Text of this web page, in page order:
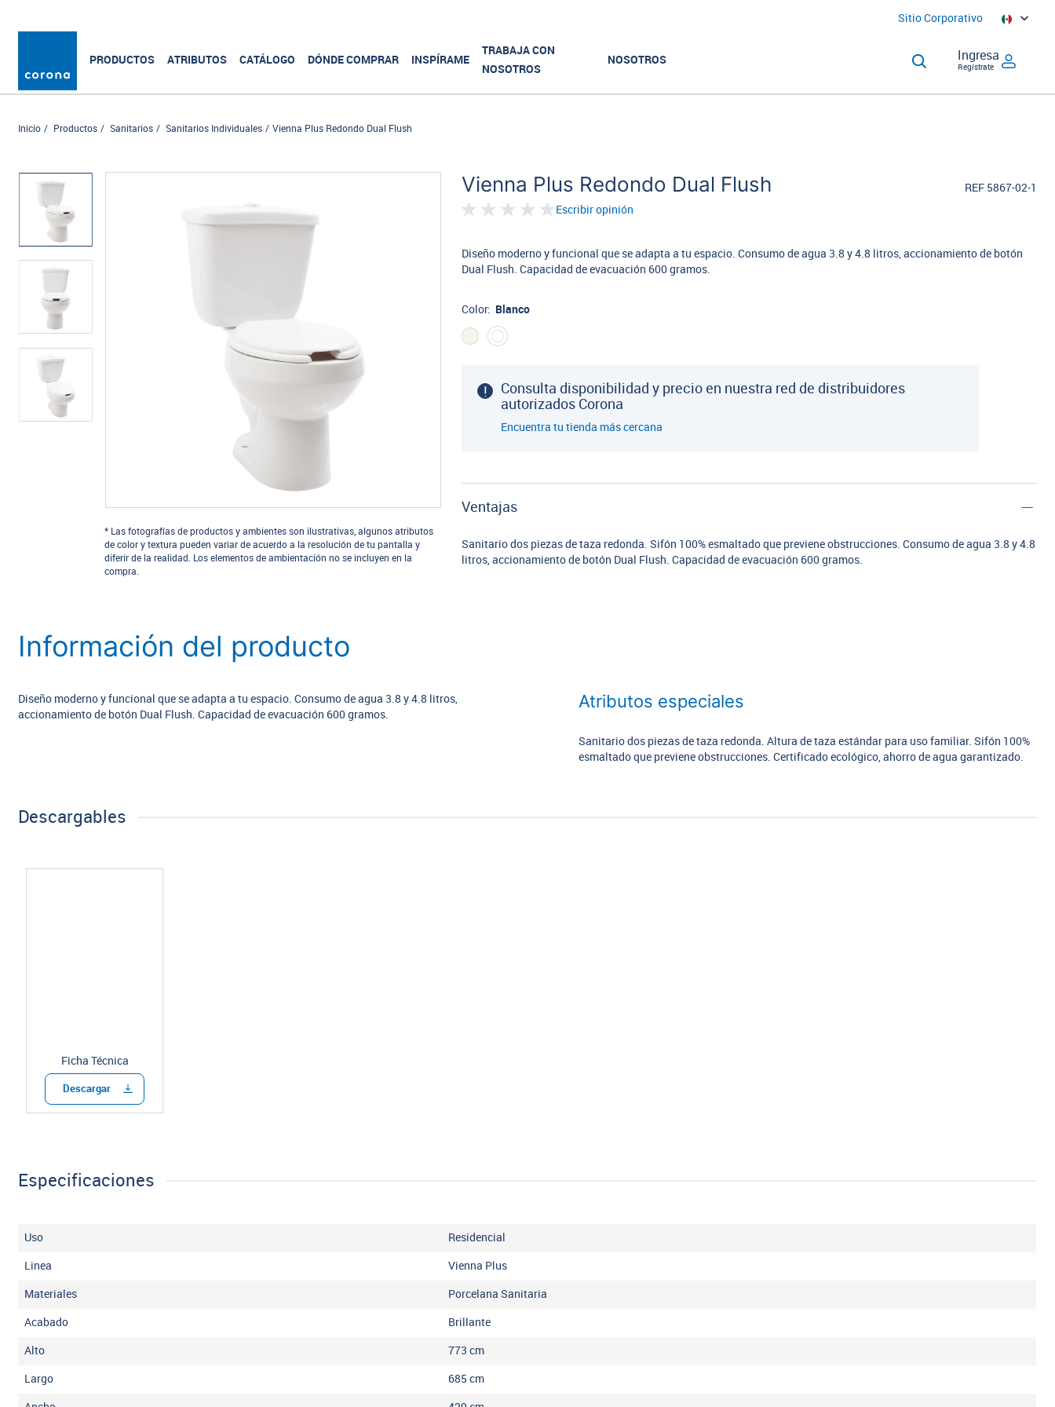
Sitio Corporativo
PRODUCTOS ATRIBUTOS CATÁLOGO DÓNDE COMPRAR INSPÍRAME
TRABAJA CON
NOSOTROS
NOSOTROS Ingresa
Regístrate
Inicio Productos Sanitarios Sanitarios Individuales Vienna Plus Redondo Dual Flush
Vienna Plus Redondo Dual Flush
REF 5867-02-1
Escribir opinión
* Las fotografías de productos y ambientes son ilustrativas, algunos atributos
de color y textura pueden variar de acuerdo a la resolución de tu pantalla y
diferir de la realidad. Los elementos de ambientación no se incluyen en la
compra.
Diseño moderno y funcional que se adapta a tu espacio. Consumo de agua 3.8 y 4.8 litros, accionamiento de botón
Dual Flush. Capacidad de evacuación 600 gramos.
Color: Blanco
Consulta disponibilidad y precio en nuestra red de distribuidores
autorizados Corona
Encuentra tu tienda más cercana
Ventajas
Sanitario dos piezas de taza redonda. Sifón 100% esmaltado que previene obstrucciones. Consumo de agua 3.8 y 4.8
litros, accionamiento de botón Dual Flush. Capacidad de evacuación 600 gramos.
Información del producto
Diseño moderno y funcional que se adapta a tu espacio. Consumo de agua 3.8 y 4.8 litros,
accionamiento de botón Dual Flush. Capacidad de evacuación 600 gramos.
Atributos especiales
Sanitario dos piezas de taza redonda. Altura de taza estándar para uso familiar. Sifón 100%
esmaltado que previene obstrucciones. Certificado ecológico, ahorro de agua garantizado.
Descargables
Ficha Técnica
Descargar
Especificaciones
Uso Residencial
Linea Vienna Plus
Materiales Porcelana Sanitaria
Acabado Brillante
Alto 773 cm
Largo 685 cm